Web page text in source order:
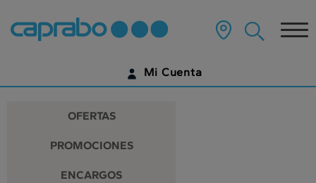
Promociones
y
descuentos
en
nuestros
supermercados
contenido
página
Mi Cuenta
¿AÚN NO TIENES UNA CUENTA DIGITAL?
OFERTAS
PROMOCIONES
ENCARGOS